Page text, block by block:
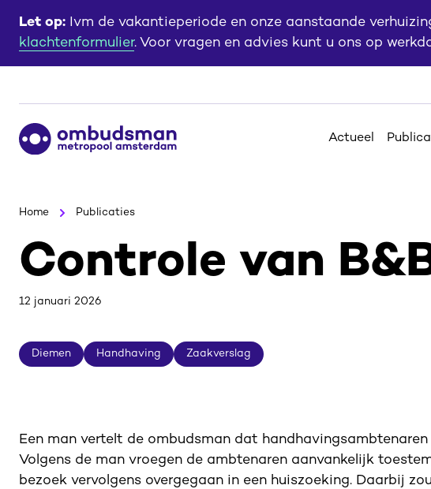
Let op: Ivm de vakantieperiode en onze aanstaande
klachtenformulier. Voor vragen en advies kunt u ons op
naar
content
naar
footer
Ga
naar
Actueel
Home Publicaties
Controle van
12 januari 2026
Diemen
Diemen
Handhaving
Handhaving
Zaakverslag
Zaakverslag
Een man vertelt de ombudsman dat
Volgens de man vroegen de ambtenaren aanvankelijk
bezoek vervolgens overgegaan in een huiszoeking. Daarbij